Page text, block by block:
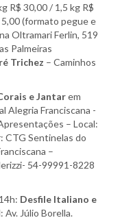
R$ 30,00 / 1,5 kg R$
5,00 (formato pegue e
Oltramari Ferlin, 519
Palmeiras
Trichez – Caminhos
e Jantarem
Alegria Franciscana -
– Local:
CTG Sentinelas do
–
54-99991-8228
Desfile Italiano e
Av. Júlio Borella.